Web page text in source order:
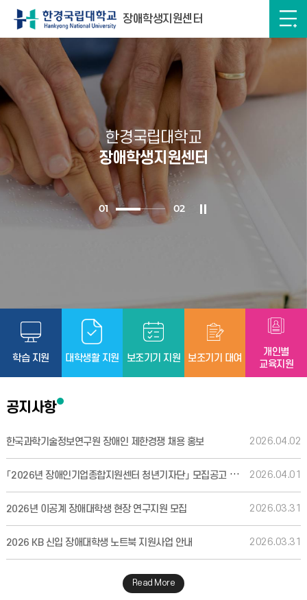
장애학생지원센터
한경국립대학교
장애학생지원센터
01 02
학습 지원 대학생활 지원 보조기기 지원 보조기기 대여
개인별
교육지원
공지사항
한국과학기술정보연구원 장애인 제한경쟁 채용 홍보 2026.04.02
「2026년 장애인기업종합지원센터 청년기자단」 모집공고 안내 2026.04.01
2026년 이공계 장애대학생 현장 연구지원 모집 2026.03.31
2026 KB 신입 장애대학생 노트북 지원사업 안내 2026.03.31
Read More